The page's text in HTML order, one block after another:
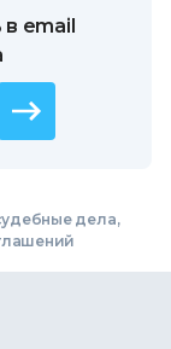
в email
дела,